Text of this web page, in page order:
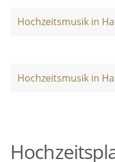
Hochzeitsmusik in
Hochzeitsmusik in